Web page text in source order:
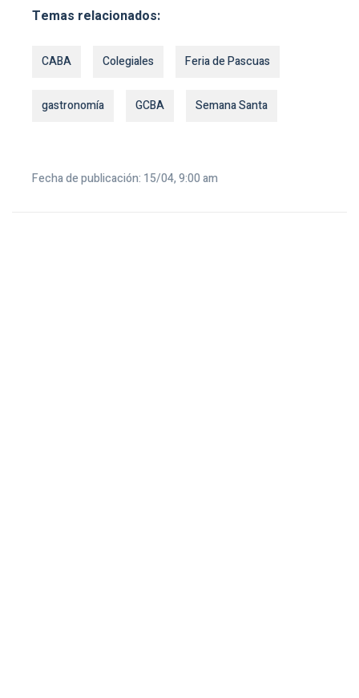
Temas relacionados:
CABA Colegiales Feria de Pascuas
gastronomía GCBA Semana Santa
Fecha de publicación: 15/04, 9:00 am